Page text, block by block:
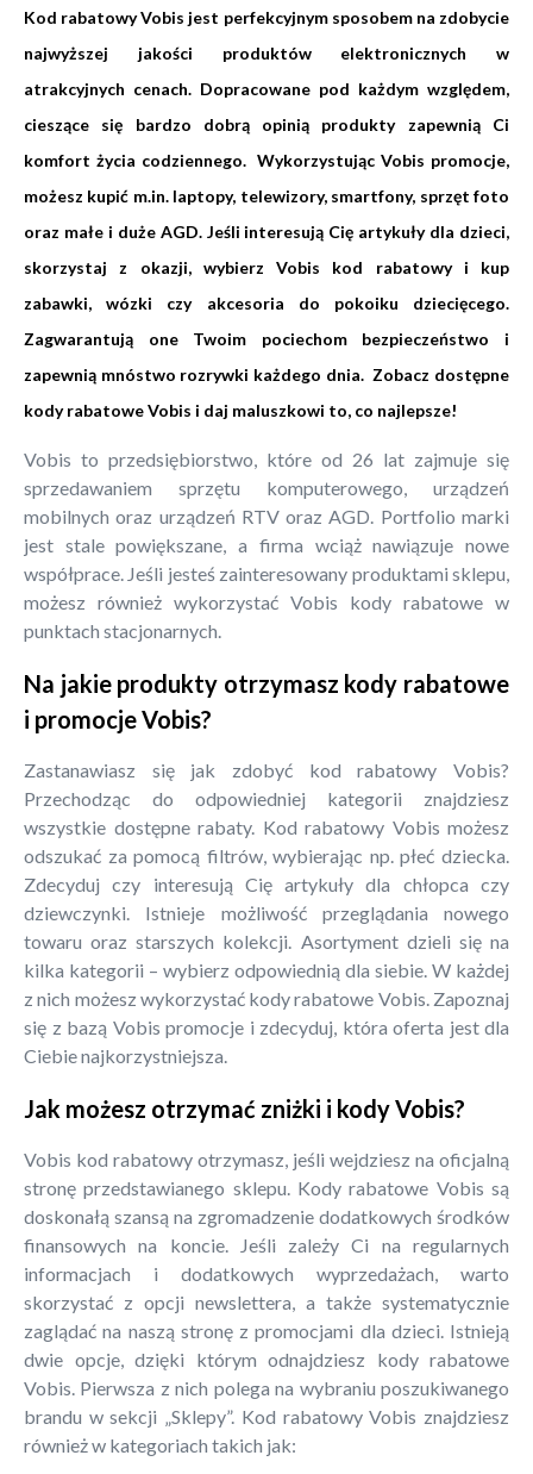
Kod rabatowy Vobis jest perfekcyjnym sposobem na zdobycie
najwyższej jakości produktów elektronicznych w
atrakcyjnych cenach. Dopracowane pod każdym względem,
cieszące się bardzo dobrą opinią produkty zapewnią Ci
komfort życia codziennego. Wykorzystując Vobis promocje,
możesz kupić m.in. laptopy, telewizory, smartfony, sprzęt foto
oraz małe i duże AGD. Jeśli interesują Cię artykuły dla dzieci,
skorzystaj z okazji, wybierz Vobis kod rabatowy i kup
zabawki, wózki czy akcesoria do pokoiku dziecięcego.
Zagwarantują one Twoim pociechom bezpieczeństwo i
zapewnią mnóstwo rozrywki każdego dnia. Zobacz dostępne
kody rabatowe Vobis i daj maluszkowi to, co najlepsze!
Vobis to przedsiębiorstwo, które od 26 lat zajmuje się
sprzedawaniem sprzętu komputerowego, urządzeń
mobilnych oraz urządzeń RTV oraz AGD. Portfolio marki
jest stale powiększane, a firma wciąż nawiązuje nowe
współprace. Jeśli jesteś zainteresowany produktami sklepu,
możesz również wykorzystać Vobis kody rabatowe w
punktach stacjonarnych.
Na jakie produkty otrzymasz kody rabatowe
i promocje Vobis?
Zastanawiasz się jak zdobyć kod rabatowy Vobis?
Przechodząc do odpowiedniej kategorii znajdziesz
wszystkie dostępne rabaty. Kod rabatowy Vobis możesz
odszukać za pomocą filtrów, wybierając np. płeć dziecka.
Zdecyduj czy interesują Cię artykuły dla chłopca czy
dziewczynki. Istnieje możliwość przeglądania nowego
towaru oraz starszych kolekcji. Asortyment dzieli się na
kilka kategorii – wybierz odpowiednią dla siebie. W każdej
z nich możesz wykorzystać kody rabatowe Vobis. Zapoznaj
się z bazą Vobis promocje i zdecyduj, która oferta jest dla
Ciebie najkorzystniejsza.
Jak możesz otrzymać zniżki i kody Vobis?
Vobis kod rabatowy otrzymasz, jeśli wejdziesz na oficjalną
stronę przedstawianego sklepu. Kody rabatowe Vobis są
doskonałą szansą na zgromadzenie dodatkowych środków
finansowych na koncie. Jeśli zależy Ci na regularnych
informacjach i dodatkowych wyprzedażach, warto
skorzystać z opcji newslettera, a także systematycznie
zaglądać na naszą stronę z promocjami dla dzieci. Istnieją
dwie opcje, dzięki którym odnajdziesz kody rabatowe
Vobis. Pierwsza z nich polega na wybraniu poszukiwanego
brandu w sekcji „Sklepy”. Kod rabatowy Vobis znajdziesz
również w kategoriach takich jak: